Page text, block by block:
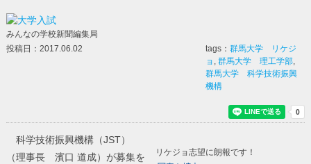
みんなの学校新聞編集局
投稿日：2017.06.02
tags： 群馬大学 リケジ
ョ , 群馬大学 理工学部,
群馬大学 科学技術振興
機構
リケジョ志望に朗報です！
科学技術振興機構（JST）
（理事長 濱口 道成）が募集を